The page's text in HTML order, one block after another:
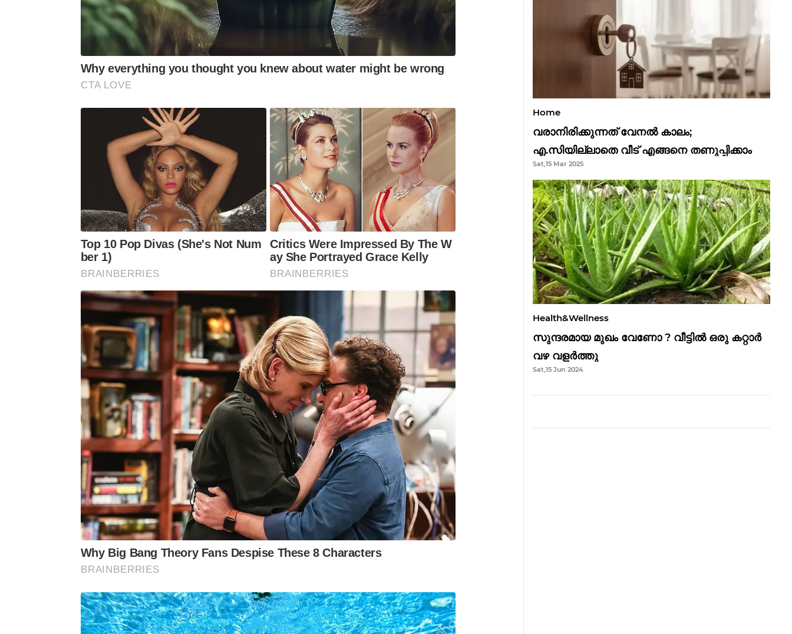
Home
വരാനിരിക്കുന്നത് വേനൽ കാലം;
എ.സിയില്ലാതെ വീട് എങ്ങനെ തണുപ്പിക്കാം
Sat,15 Mar 2025
Health&Wellness
സുന്ദരമായ മുഖം വേണോ ? വീട്ടിൽ ഒരു കറ്റാർ
വഴ വളർത്തു
Sat,15 Jun 2024